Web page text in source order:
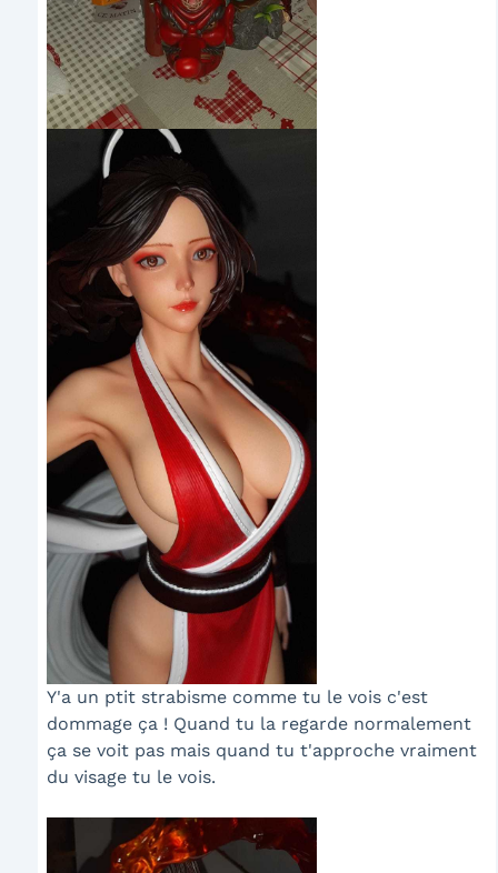
Y'a un ptit strabisme comme tu le vois c'est
dommage ça ! Quand tu la regarde normalement
ça se voit pas mais quand tu t'approche vraiment
du visage tu le vois.